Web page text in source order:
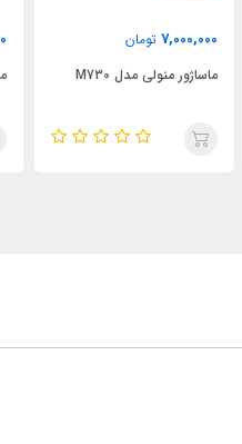
7,000,000 تومان
ماساژور منولی مدل M730